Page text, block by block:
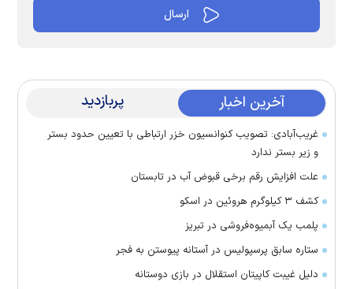
آخرین اخبار پربازدید
غریب‌آبادی: تصویب کنوانسیون خزر ارتباطی با تعیین حدود بستر
و زیر بستر ندارد
علت افزایش رقم برخی قبوض آب در تابستان
کشف ۳ کیلوگرم هروئین در اسکو
پلمب یک آبمیوه‌فروشی در تبریز
ستاره سابق پرسپولیس در آستانه پیوستن به فجر
دلیل غیبت کاپیتان استقلال در بازی دوستانه